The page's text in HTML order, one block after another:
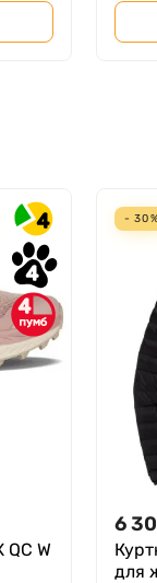
4
4
4
W
-
6
для